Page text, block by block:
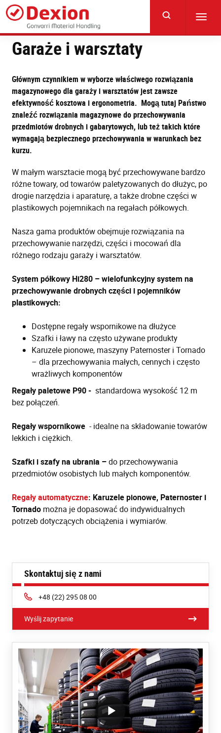
Skip
main
content
Garaże i warsztaty
Głównym czynnikiem w wyborze właściwego rozwiązania
magazynowego dla garaży i warsztatów jest zawsze
efektywność kosztowa i ergonometria. Mogą tutaj Państwo
znaleźć rozwiązania magazynowe do przechowywania
przedmiotów drobnych i gabarytowych, lub też takich które
wymagają bezpiecznego przechowywania w warunkach bez
kurzu.
W małym warsztacie mogą być przechowywane bardzo
różne towary, od towarów paletyzowanych do dłużyc, po
drogie narzędzia i aparaturę, a także drobne części w
plastikowych pojemnikach na regałach półkowych.
Nasza gama produktów obejmuje rozwiązania na
przechowywanie narzędzi, części i mocowań dla
różnego rodzaju garaży i warsztatów.
System półkowy Hi280 – wielofunkcyjny system na
przechowywanie drobnych części i pojemników
plastikowych:
Dostępne regały wspornikowe na dłużyce
Szafki i ławy na często używane produkty
Karuzele pionowe, maszyny Paternoster i Tornado
– dla przechowywania małych, cennych i często
wrażliwych komponentów
Regały paletowe P90 - standardowa wysokość 12 m
bez połączeń.
Regały wspornikowe - idealne na składowanie towarów
lekkich i ciężkich.
Szafki i szafy na ubrania –do przechowywania
przedmiotów osobistych lub małych komponentów.
Regały automatyczne: Karuzele pionowe, Paternoster i
Tornado można je dopasować do indywidualnych
potrzeb dotyczących obciążenia i wymiarów.
Skontaktuj się z nami
Phone:
+48 (22) 295 08 00
Wyślij zapytanie
/block/textandmediablock/